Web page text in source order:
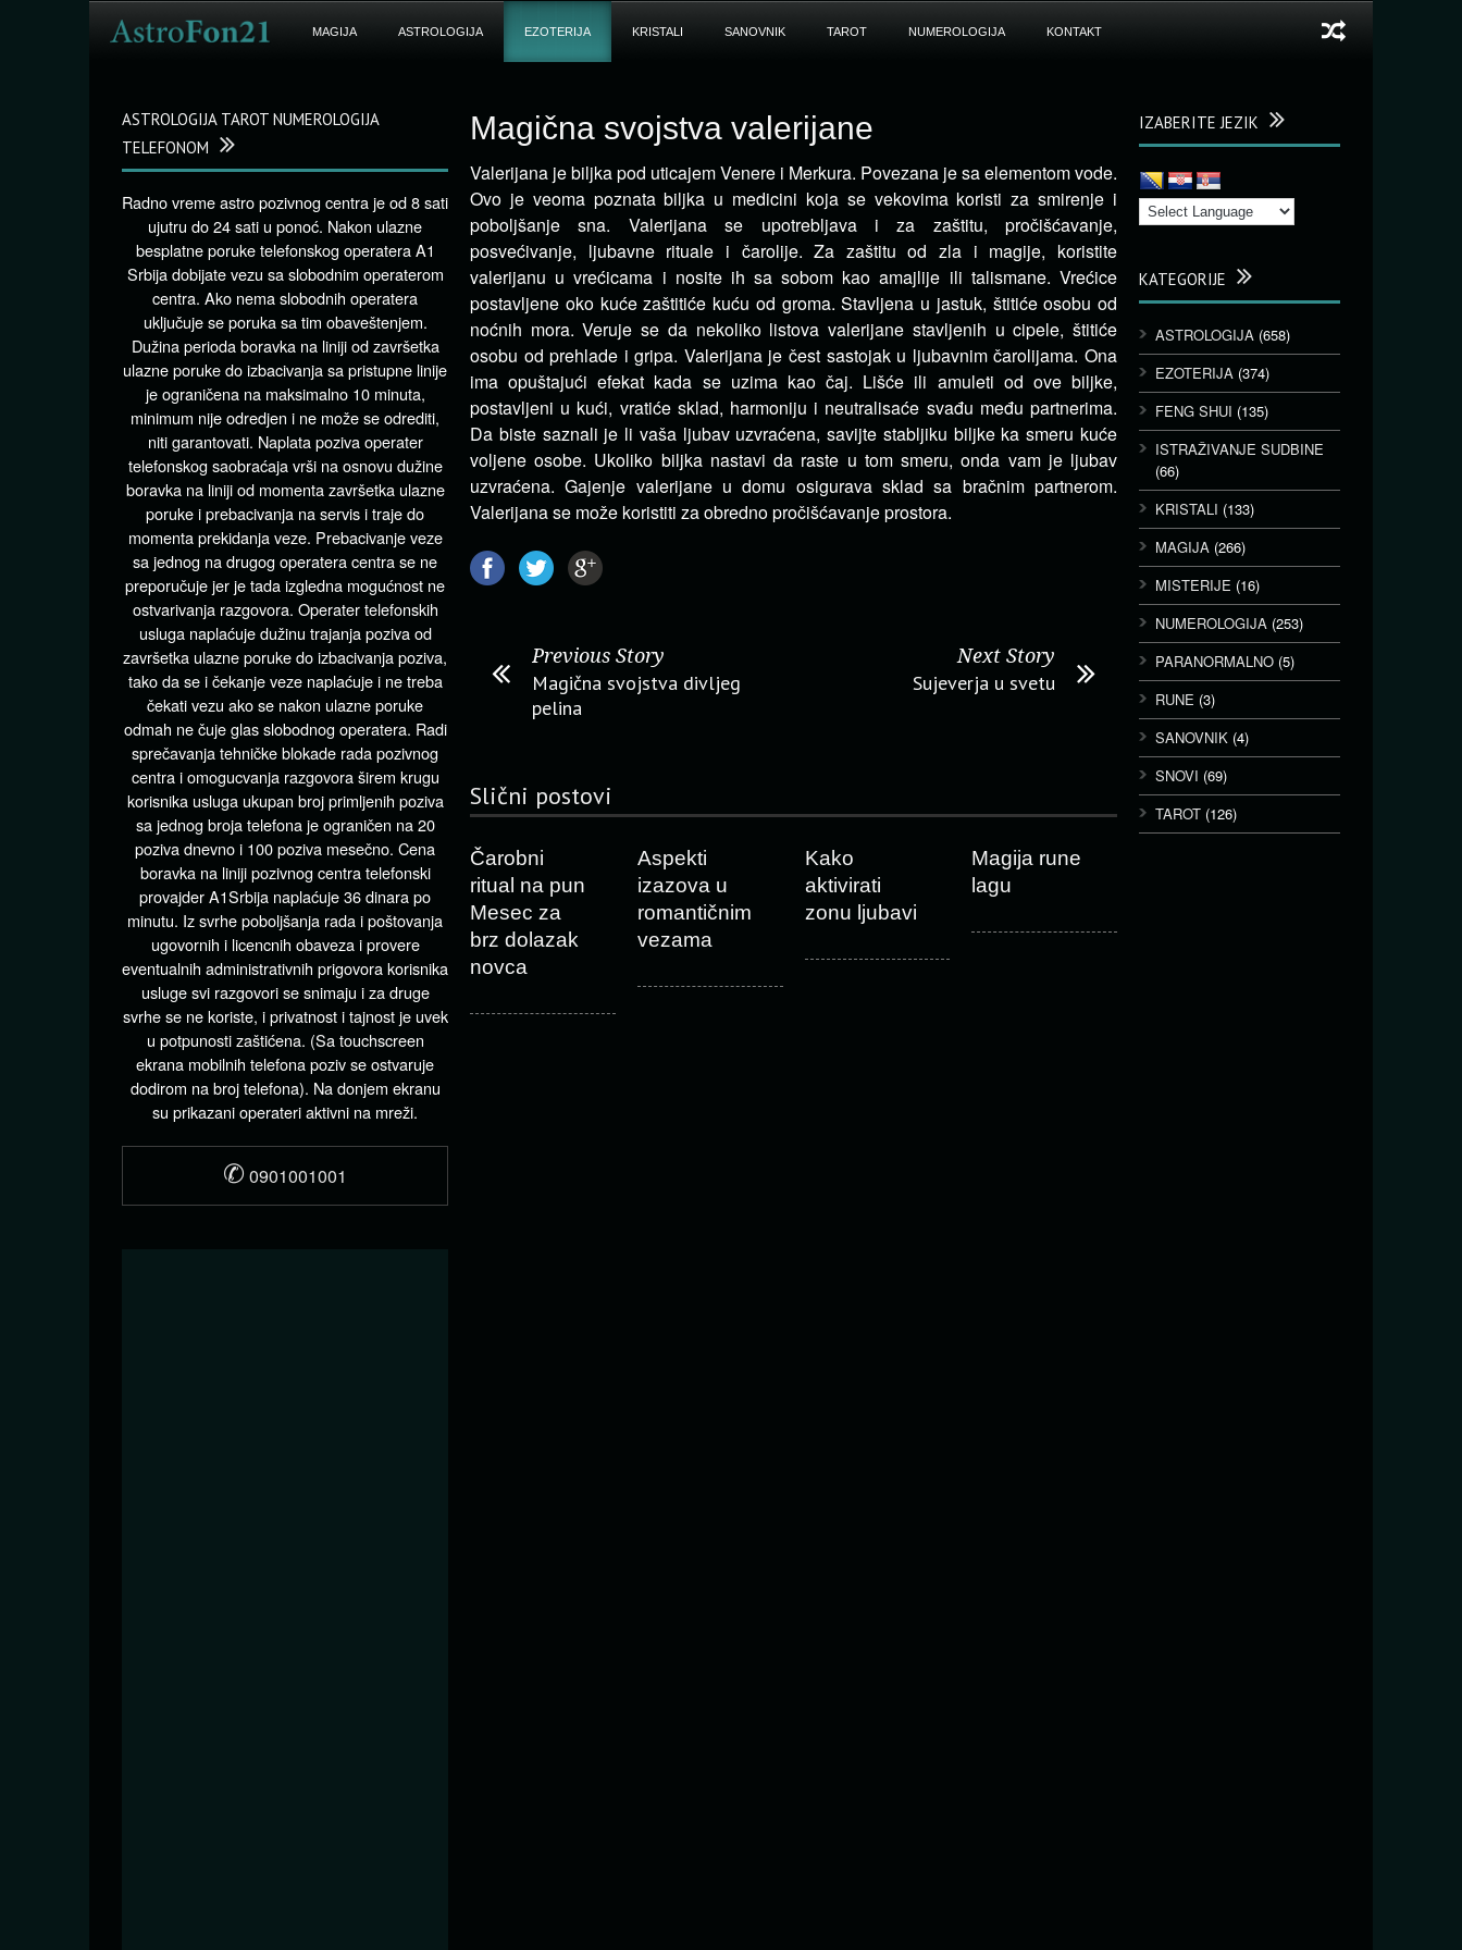
MAGIJA ASTROLOGIJA EZOTERIJA KRISTALI SANOVNIK TAROT NUMEROLOGIJA KONTAKT
Magična svojstva valerijane
Valerijana je biljka pod uticajem Venere i Merkura. Povezana je sa elementom vode.
Ovo je veoma poznata biljka u medicini koja se vekovima koristi za smirenje i
poboljšanje sna. Valerijana se upotrebljava i za zaštitu, pročišćavanje,
posvećivanje, ljubavne rituale i čarolije. Za zaštitu od zla i magije, koristite
valerijanu u vrećicama i nosite ih sa sobom kao amajlije ili talismane. Vrećice
postavljene oko kuće zaštitiće kuću od groma. Stavljena u jastuk, štitiće osobu od
noćnih mora. Veruje se da nekoliko listova valerijane stavljenih u cipele, štitiće
osobu od prehlade i gripa. Valerijana je čest sastojak u ljubavnim čarolijama. Ona
ima opuštajući efekat kada se uzima kao čaj. Lišće ili amuleti od ove biljke,
postavljeni u kući, vratiće sklad, harmoniju i neutralisaće svađu među partnerima.
Da biste saznali je li vaša ljubav uzvraćena, savijte stabljiku biljke ka smeru kuće
voljene osobe. Ukoliko biljka nastavi da raste u tom smeru, onda vam je ljubav
uzvraćena. Gajenje valerijane u domu osigurava sklad sa bračnim partnerom.
Valerijana se može koristiti za obredno pročišćavanje prostora.
Previous Story
Magična svojstva divljeg
pelina
Next Story
Sujeverja u svetu
Slični postovi
Čarobni
ritual na pun
Mesec za
brz dolazak
novca
Aspekti
izazova u
romantičnim
vezama
Kako
aktivirati
zonu ljubavi
Magija rune
lagu
IZABERITE JEZIK
KATEGORIJE
ASTROLOGIJA (658)
EZOTERIJA (374)
FENG SHUI (135)
ISTRAŽIVANJE SUDBINE
(66)
KRISTALI (133)
MAGIJA (266)
MISTERIJE (16)
NUMEROLOGIJA (253)
PARANORMALNO (5)
RUNE (3)
SANOVNIK (4)
SNOVI (69)
TAROT (126)
ASTROLOGIJA TAROT NUMEROLOGIJA
TELEFONOM
Radno vreme astro pozivnog centra je od 8 sati
ujutru do 24 sati u ponoć. Nakon ulazne
besplatne poruke telefonskog operatera A1
Srbija dobijate vezu sa slobodnim operaterom
centra. Ako nema slobodnih operatera
uključuje se poruka sa tim obaveštenjem.
Dužina perioda boravka na liniji od završetka
ulazne poruke do izbacivanja sa pristupne linije
je ograničena na maksimalno 10 minuta,
minimum nije odredjen i ne može se odrediti,
niti garantovati. Naplata poziva operater
telefonskog saobraćaja vrši na osnovu dužine
boravka na liniji od momenta završetka ulazne
poruke i prebacivanja na servis i traje do
momenta prekidanja veze. Prebacivanje veze
sa jednog na drugog operatera centra se ne
preporučuje jer je tada izgledna mogućnost ne
ostvarivanja razgovora. Operater telefonskih
usluga naplaćuje dužinu trajanja poziva od
završetka ulazne poruke do izbacivanja poziva,
tako da se i čekanje veze naplaćuje i ne treba
čekati vezu ako se nakon ulazne poruke
odmah ne čuje glas slobodnog operatera. Radi
sprečavanja tehničke blokade rada pozivnog
centra i omogucvanja razgovora širem krugu
korisnika usluga ukupan broj primljenih poziva
sa jednog broja telefona je ograničen na 20
poziva dnevno i 100 poziva mesečno. Cena
boravka na liniji pozivnog centra telefonski
provajder A1Srbija naplaćuje 36 dinara po
minutu. Iz svrhe poboljšanja rada i poštovanja
ugovornih i licencnih obaveza i provere
eventualnih administrativnih prigovora korisnika
usluge svi razgovori se snimaju i za druge
svrhe se ne koriste, i privatnost i tajnost je uvek
u potpunosti zaštićena. (Sa touchscreen
ekrana mobilnih telefona poziv se ostvaruje
dodirom na broj telefona). Na donjem ekranu
su prikazani operateri aktivni na mreži.
✆ 0901001001